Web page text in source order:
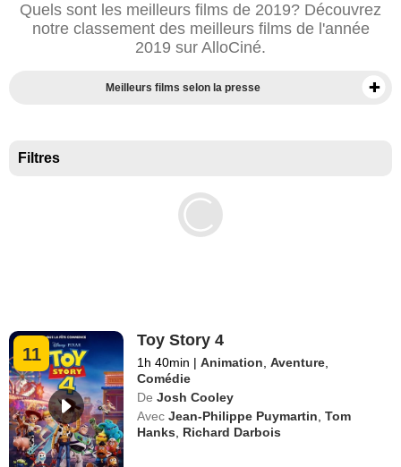
Quels sont les meilleurs films de 2019? Découvrez
notre classement des meilleurs films de l'année
2019 sur AlloCiné.
Meilleurs films selon la presse
Filtres
11
Toy Story 4
1h 40min | Animation ,Aventure
Comédie
De Josh Cooley
Avec Jean-Philippe Puymartin ,Tom
Hanks
Richard Darbois